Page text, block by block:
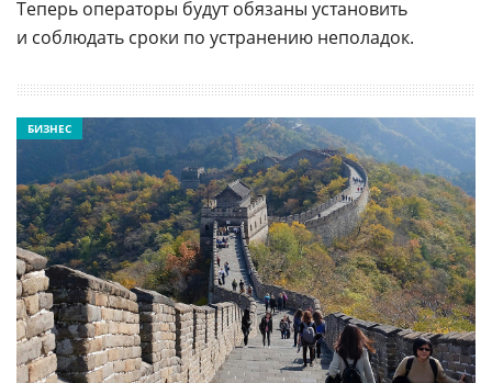
Теперь операторы будут обязаны установить
и соблюдать сроки по устранению неполадок.
БИЗНЕС